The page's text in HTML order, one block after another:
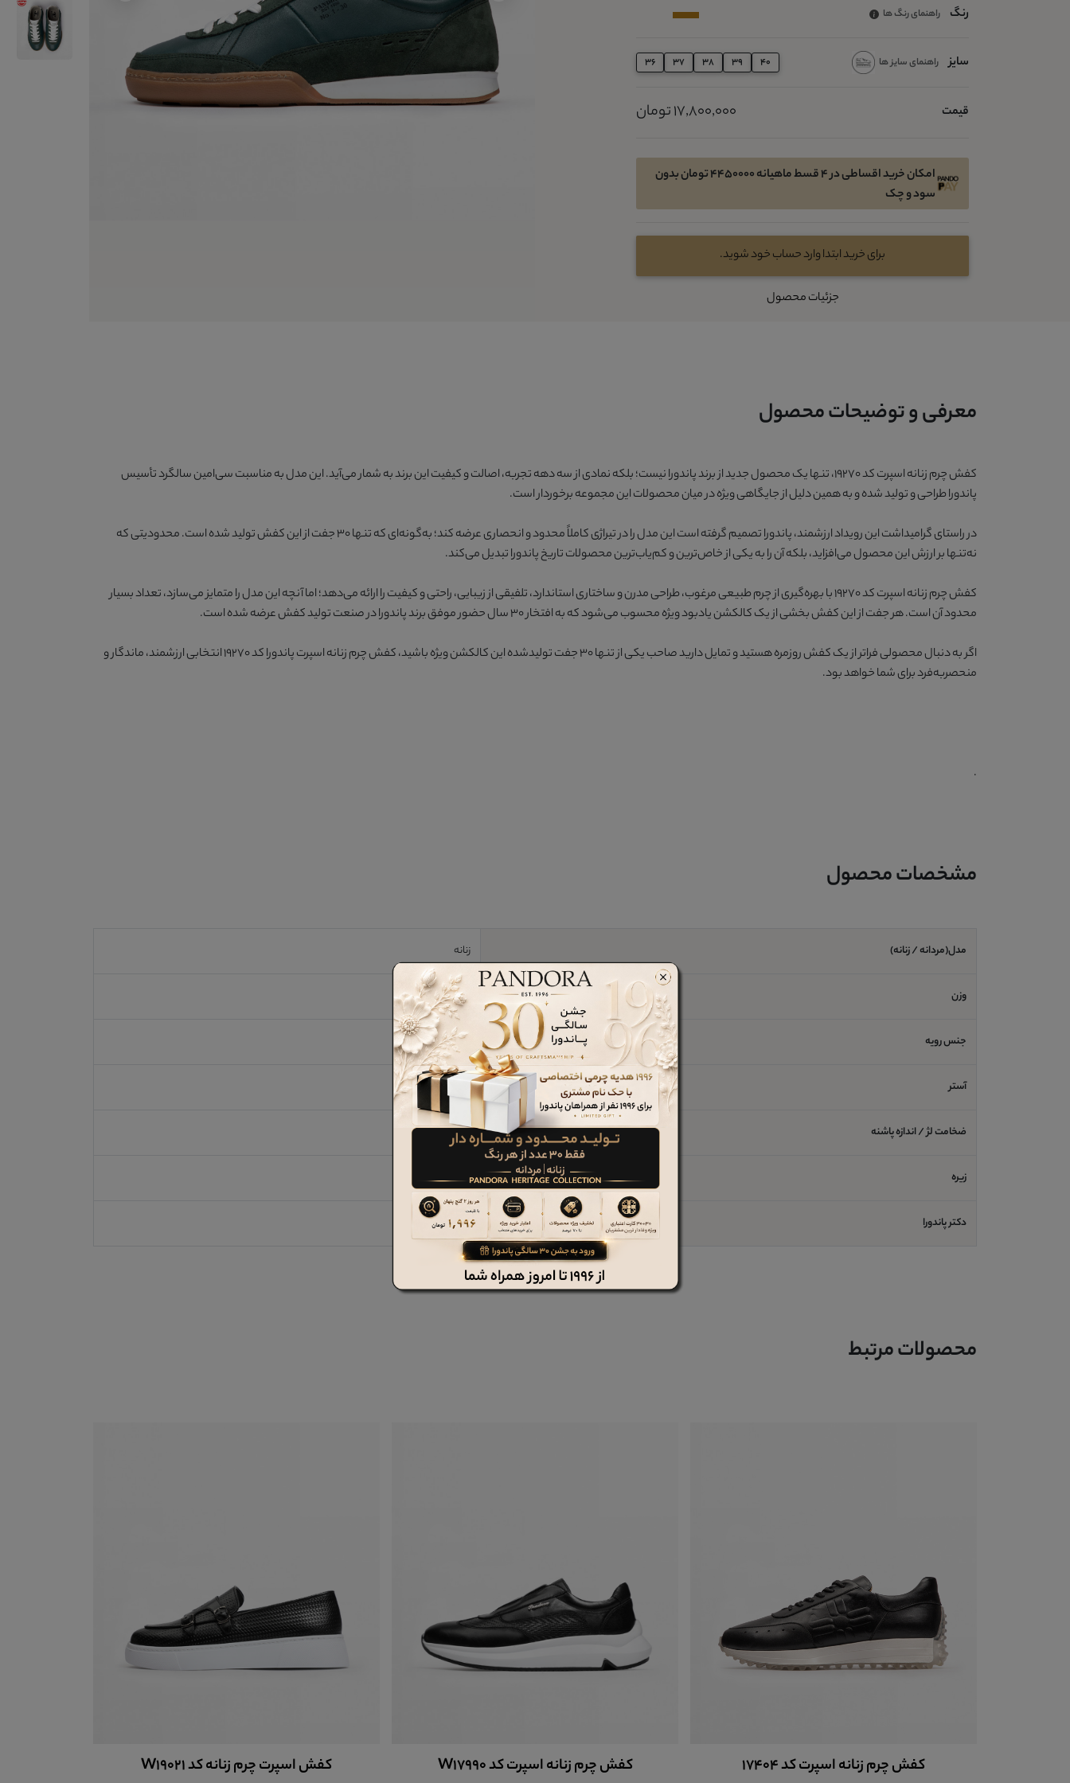
رنگ راهنمای رنگ ها
سایز راهنمای سایز ها 36 37 38 39 40
قیمت 17,800,000 تومان
امکان خرید اقساطی در 4 قسط ماهیانه 4450000 تومان بدون
سود و چک
برای خرید ابتدا وارد حساب خود شوید.
جزئیات محصول
معرفی و توضیحات محصول
کفش چرم زنانه اسپرت کد 19270، تنها یک محصول جدید از برند پاندورا نیست؛ بلکه نمادی از سه دهه تجربه، اصالت و کیفیت این برند به شمار می‌آید. این مدل به مناسبت سی‌امین سالگرد تأسیس
پاندورا طراحی و تولید شده و به همین دلیل از جایگاهی ویژه در میان محصولات این مجموعه برخوردار است.
در راستای گرامیداشت این رویداد ارزشمند، پاندورا تصمیم گرفته است این مدل را در تیراژی کاملاً محدود و انحصاری عرضه کند؛ به‌گونه‌ای که تنها 30 جفت از این کفش تولید شده است. محدودیتی که
نه‌تنها بر ارزش این محصول می‌افزاید، بلکه آن را به یکی از خاص‌ترین و کم‌یاب‌ترین محصولات تاریخ پاندورا تبدیل می‌کند.
کفش چرم زنانه اسپرت کد 19270 با بهره‌گیری از چرم طبیعی مرغوب، طراحی مدرن و ساختاری استاندارد، تلفیقی از زیبایی، راحتی و کیفیت را ارائه می‌دهد؛ اما آنچه این مدل را متمایز می‌سازد، تعداد بسیار
محدود آن است. هر جفت از این کفش بخشی از یک کالکشن یادبود ویژه محسوب می‌شود که به افتخار 30 سال حضور موفق برند پاندورا در صنعت تولید کفش عرضه شده است.
اگر به دنبال محصولی فراتر از یک کفش روزمره هستید و تمایل دارید صاحب یکی از تنها 30 جفت تولیدشده این کالکشن ویژه باشید، کفش چرم زنانه اسپرت پاندورا کد 19270 انتخابی ارزشمند، ماندگار و
منحصربه‌فرد برای شما خواهد بود.
.
مشخصات محصول
مدل(مردانه / زنانه) زنانه
وزن 670 gr
جنس رویه چرم طبیعی گاوی
آستر چرم طبیعی
ضخامت لژ / اندازه پاشنه 3 cm
زیره ترمو
دکتر پاندورا خیر
محصولات مرتبط
کفش چرم زنانه اسپرت کد 17404 کفش چرم زنانه اسپرت کد W17990 کفش اسپرت چرم زنانه کد W19021